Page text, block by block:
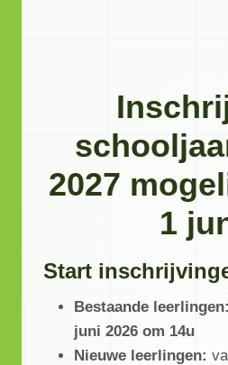
2027
1
Start
Bestaande leerlingen:
juni 2026 om 14u
Nieuwe leerlingen: